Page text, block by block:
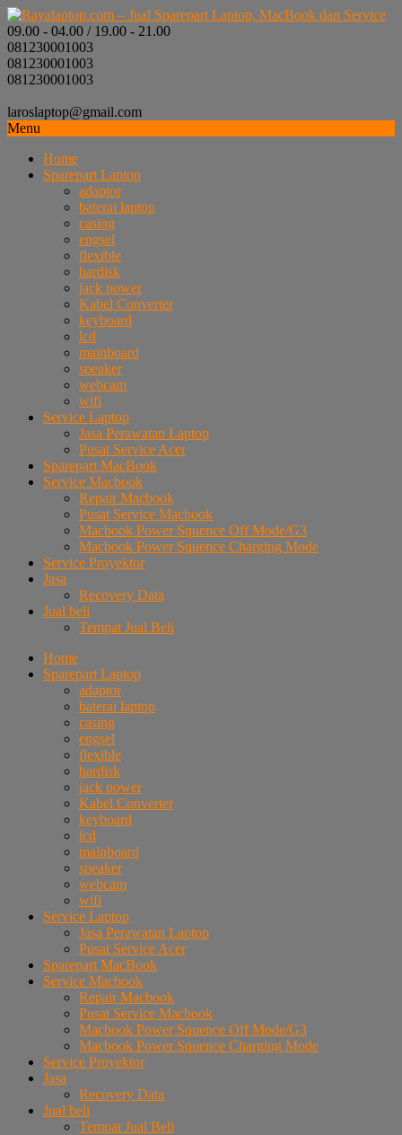
09.00 - 04.00 / 19.00 - 21.00
081230001003
081230001003
081230001003
laroslaptop@gmail.com
Menu
Home
Sparepart Laptop
adaptor
baterai laptop
casing
engsel
flexible
hardisk
jack power
Kabel Converter
keyboard
lcd
mainboard
speaker
webcam
wifi
Service Laptop
Jasa Perawatan Laptop
Pusat Service Acer
Sparepart MacBook
Service Macbook
Repair Macbook
Pusat Service Macbook
Macbook Power Squence Off Mode/G3
Macbook Power Squence Charging Mode
Service Proyektor
Jasa
Recovery Data
Jual beli
Tempat Jual Beli
Home
Sparepart Laptop
adaptor
baterai laptop
casing
engsel
flexible
hardisk
jack power
Kabel Converter
keyboard
lcd
mainboard
speaker
webcam
wifi
Service Laptop
Jasa Perawatan Laptop
Pusat Service Acer
Sparepart MacBook
Service Macbook
Repair Macbook
Pusat Service Macbook
Macbook Power Squence Off Mode/G3
Macbook Power Squence Charging Mode
Service Proyektor
Jasa
Recovery Data
Jual beli
Tempat Jual Beli